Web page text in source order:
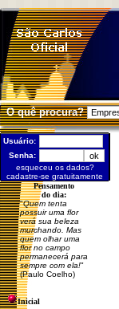
O quê procura?
Usuário:
Senha:
esqueceu os dados?
cadastre-se gratuitamente
Pensamento
do dia:
"Quem tenta
possuir uma flor
verá sua beleza
murchando. Mas
quem olhar uma
flor no campo
permanecerá para
sempre com ela!"
(Paulo Coelho)
Inicial